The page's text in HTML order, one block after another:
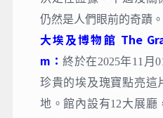
仍然是人們眼前的奇蹟。
大埃及博物館 The
m：終於在2025年11月
珍貴的埃及瑰寶點亮這
地。館內設有12大展廳